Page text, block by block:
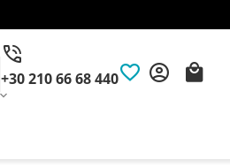
+30 210 66 68 440